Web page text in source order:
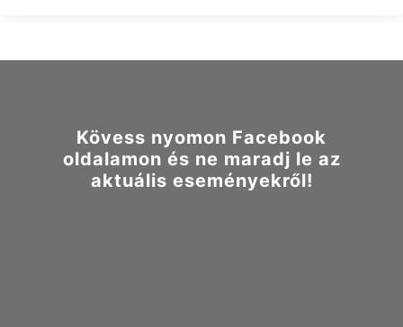
Kövess nyomon Facebook
oldalamon és ne maradj le az
aktuális eseményekről!